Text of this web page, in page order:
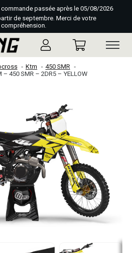
passée après le 05/08/2026
de septembre. Merci de votre
compréhension.
Ktm
450 SMR
450 SMR – 2DR5 – YELLOW